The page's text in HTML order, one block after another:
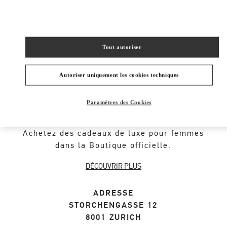
À PROPOS DE LA BOUTIQUE
Achetez des cadeaux de luxe pour femmes
dans la Boutique officielle.
DÉCOUVRIR PLUS
ADRESSE
STORCHENGASSE 12
8001 ZURICH
Autoriser uniquement les cookies techniques
Tout autoriser
Paramètres des Cookies